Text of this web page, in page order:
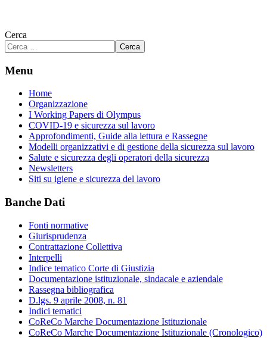
Cerca
Cerca
Menu
Home
Organizzazione
I Working Papers di Olympus
COVID-19 e sicurezza sul lavoro
Approfondimenti, Guide alla lettura e Rassegne
Modelli organizzativi e di gestione della sicurezza sul lavoro
Salute e sicurezza degli operatori della sicurezza
Newsletters
Siti su igiene e sicurezza del lavoro
Banche Dati
Fonti normative
Giurisprudenza
Contrattazione Collettiva
Interpelli
Indice tematico Corte di Giustizia
Documentazione istituzionale, sindacale e aziendale
Rassegna bibliografica
D.lgs. 9 aprile 2008, n. 81
Indici tematici
CoReCo Marche Documentazione Istituzionale
CoReCo Marche Documentazione Istituzionale (Cronologico)